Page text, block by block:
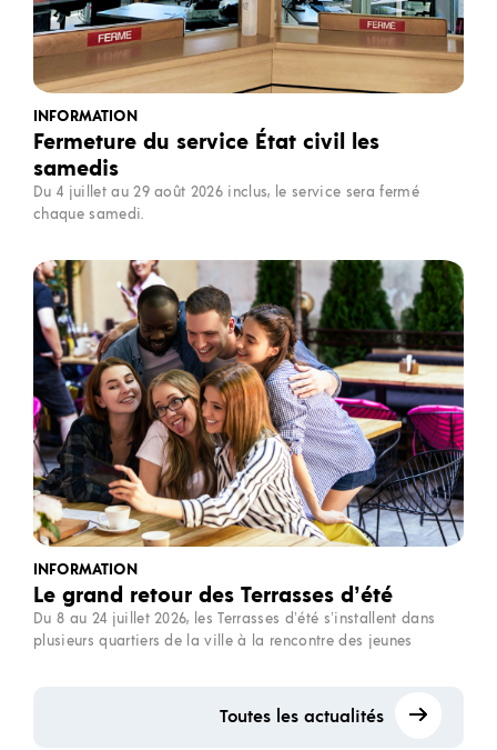
INFORMATION
Fermeture du service État civil les
samedis
Du 4 juillet au 29 août 2026 inclus, le service sera fermé
chaque samedi.
INFORMATION
Le grand retour des Terrasses d’été
Du 8 au 24 juillet 2026, les Terrasses d’été s’installent dans
plusieurs quartiers de la ville à la rencontre des jeunes
Toutes les actualités